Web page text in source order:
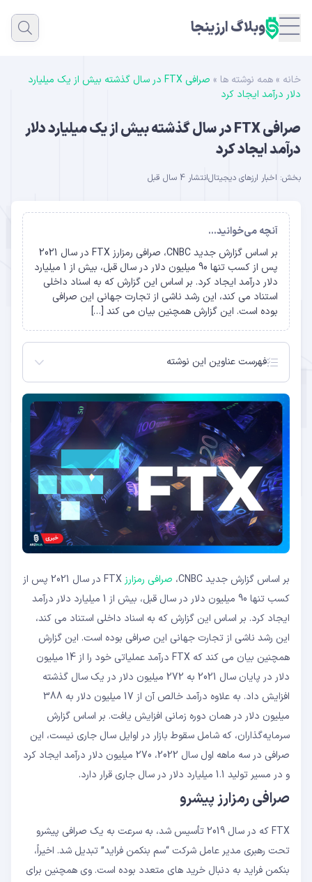
وبلاگ ارزینجا
خانه » همه نوشته ها »
صرافی FTX در سال گذشته بیش از یک میلیارد
دلار درآمد ایجاد کرد
صرافی FTX در سال گذشته بیش از یک میلیارد دلار
درآمد ایجاد کرد
بخش: اخبار ارزهای دیجیتالانتشار 4 سال قبل
آنچه می‌خوانید...
بر اساس گزارش جدید CNBC، صرافی رمزارز FTX در سال 2021
پس از کسب تنها 90 میلیون دلار در سال قبل، بیش از 1 میلیارد
دلار درآمد ایجاد کرد. بر اساس این گزارش که به اسناد داخلی
استناد می کند، این رشد ناشی از تجارت جهانی این صرافی
بوده است. این گزارش همچنین بیان می کند […]
فهرست عناوین این نوشته
بر اساس گزارش جدید CNBC، صرافی رمزارز
FTX در سال 2021 پس از
کسب تنها 90 میلیون دلار در سال قبل، بیش از 1 میلیارد دلار درآمد
ایجاد کرد. بر اساس این گزارش که به اسناد داخلی استناد می کند،
این رشد ناشی از تجارت جهانی این صرافی بوده است. این گزارش
همچنین بیان می کند که FTX درآمد عملیاتی خود را از 14 میلیون
دلار در پایان سال 2021 به 272 میلیون دلار در یک سال گذشته
افزایش داد. به علاوه درآمد خالص آن از 17 میلیون دلار به 388
میلیون دلار در همان دوره زمانی افزایش یافت. بر اساس گزارش
سرمایه‌گذاران، که شامل سقوط بازار در اوایل سال جاری نیست، این
صرافی در سه ماهه اول سال 2022، 270 میلیون دلار درآمد ایجاد کرد
و در مسیر تولید 1.1 میلیارد دلار در سال جاری قرار دارد.
صرافی رمزارز پیشرو
FTX که در سال 2019 تأسیس شد، به سرعت به یک صرافی پیشرو
تحت رهبری مدیر عامل شرکت “سم بنکمن فراید” تبدیل شد. اخیراً،
بنکمن فراید به دنبال خرید های متعدد بوده است. وی همچنین برای